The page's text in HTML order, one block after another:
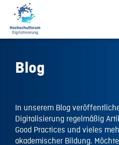
Blog
In unserem Blog
Digitalisierung regelmäßig
Good Practices und vieles
akademischer Bildung.